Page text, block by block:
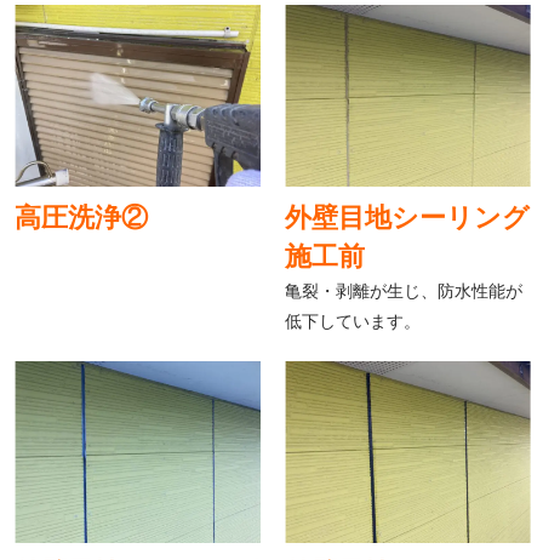
高圧洗浄②
外壁目地シーリング
施工前
亀裂・剥離が生じ、防水性能が
低下しています。